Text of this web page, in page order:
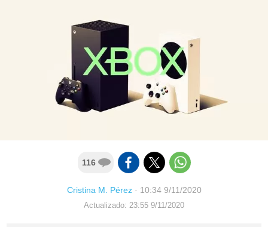
116
Cristina M. Pérez· 10:34 9/11/2020
Actualizado: 23:55 9/11/2020